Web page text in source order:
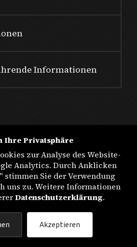
Informationen
DATENSCHUTZ
Ihre Privatsphäre
zur Analyse des Website-
Analytics. Durch Anklicken
stimmen Sie der Verwendung
uns zu. Weitere Informationen
Datenschutzerklärung.
Akzeptieren